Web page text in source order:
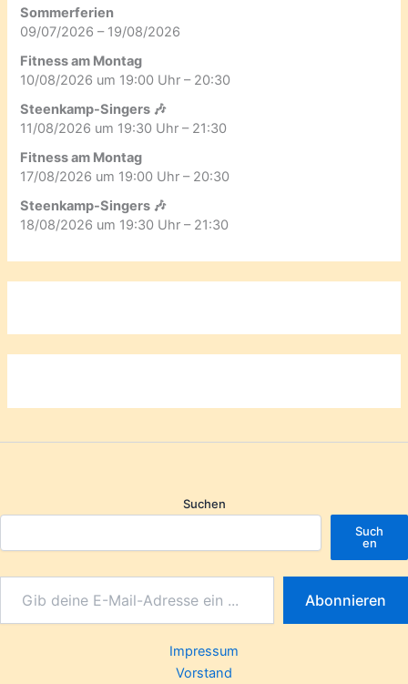
Sommerferien
09/07/2026 – 19/08/2026
Fitness am Montag
10/08/2026 um 19:00 Uhr – 20:30
Steenkamp-Singers 🎶
11/08/2026 um 19:30 Uhr – 21:30
Fitness am Montag
17/08/2026 um 19:00 Uhr – 20:30
Steenkamp-Singers 🎶
18/08/2026 um 19:30 Uhr – 21:30
Suchen
Such
en
Abonnieren
Impressum
Vorstand